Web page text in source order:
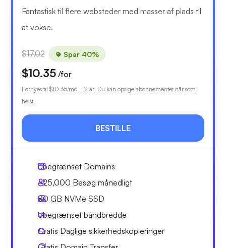
Fantastisk til flere websteder med masser af plads til
at vokse.
$17.02 Spar 40%
$10.35 /for
Fornyes til $10.35/md. i 2 år. Du kan opsige abonnementet når som
helst.
BESTILLE
Ubegrænset Domains
~25,000 Besøg månedligt
80 GB NVMe SSD
Ubegrænset båndbredde
Gratis Daglige sikkerhedskopieringer